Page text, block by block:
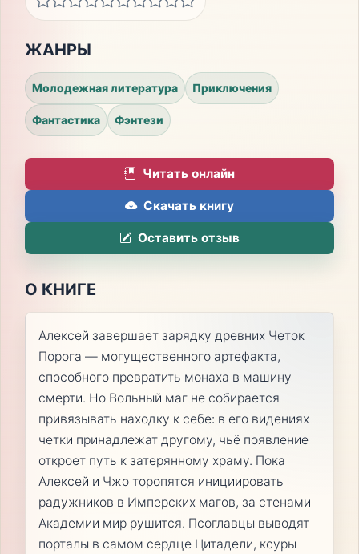
ЖАНРЫ
Молодежная литература Приключения
Фантастика Фэнтези
Читать онлайн
Скачать книгу
Оставить отзыв
О КНИГЕ
Алексей завершает зарядку древних Четок
Порога — могущественного артефакта,
способного превратить монаха в машину
смерти. Но Вольный маг не собирается
привязывать находку к себе: в его видениях
четки принадлежат другому, чьё появление
откроет путь к затерянному храму. Пока
Алексей и Чжо торопятся инициировать
радужников в Имперских магов, за стенами
Академии мир рушится. Псоглавцы выводят
порталы в самом сердце Цитадели, ксуры